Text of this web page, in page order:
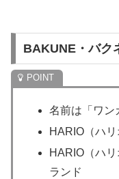
BAKUNE・バク
名前は「ワン
HARIO（ハ
HARIO（ハ
ランド